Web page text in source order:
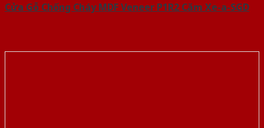
Cửa Gỗ Chống Cháy MDF Veneer P1R2 Căm Xe-a-SGD